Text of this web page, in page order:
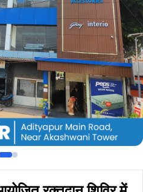
ने किया रक्तदान